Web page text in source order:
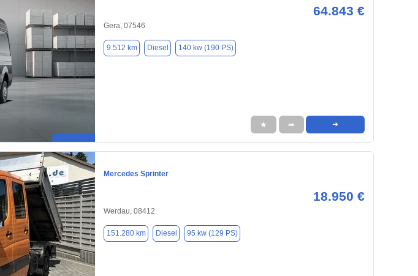
64.843 €
Gera, 07546
9.512 km Diesel 140 kw (190 PS)
★ ➦ ➜
Mercedes Sprinter
18.950 €
Werdau, 08412
151.280 km Diesel 95 kw (129 PS)